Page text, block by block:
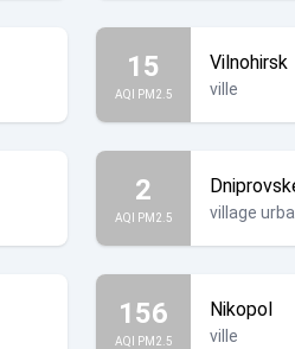
15
AQI PM2.5
Vilnohirsk
ville
2
AQI PM2.5 village
156
AQI PM2.5
Nikopol
ville